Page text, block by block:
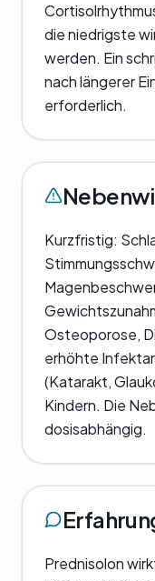
die niedrigste
werden. Ein
nach längerer
erforderlich.
Kurzfristig:
Osteoporose,
erhöhte
(Katarakt,
Kindern. Die
dosisabhängig.
Prednisolon